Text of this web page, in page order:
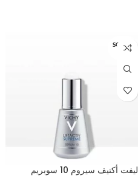
SOLD O
UT
ليفت أكتيف سيروم 10 سوبريم